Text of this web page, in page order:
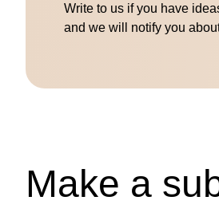
Write to us if you have
and we will notify you
Make a